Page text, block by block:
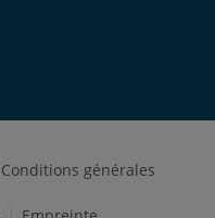
Conditions générales